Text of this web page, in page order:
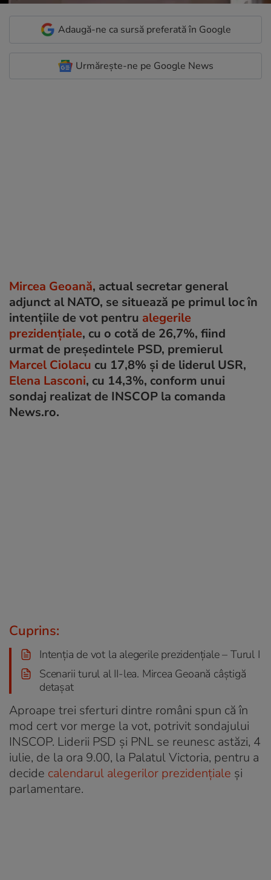
Adaugă-ne ca sursă preferată în Google
Urmărește-ne pe Google News
Mircea Geoană, actual secretar general
adjunct al NATO, se situează pe primul loc în
intenţiile de vot pentru alegerile
prezidenţiale, cu o cotă de 26,7%, fiind
urmat de preşedintele PSD, premierul
Marcel Ciolacu cu 17,8% şi de liderul USR,
Elena Lasconi, cu 14,3%, conform unui
sondaj realizat de INSCOP la comanda
News.ro.
Cuprins:
Intenţia de vot la alegerile prezidenţiale – Turul I
Scenarii turul al II-lea. Mircea Geoană câştigă
detaşat
Aproape trei sferturi dintre români spun că în
mod cert vor merge la vot, potrivit sondajului
INSCOP. Liderii PSD și PNL se reunesc astăzi, 4
iulie, de la ora 9.00, la Palatul Victoria, pentru a
decide calendarul alegerilor prezidenţiale şi
parlamentare.